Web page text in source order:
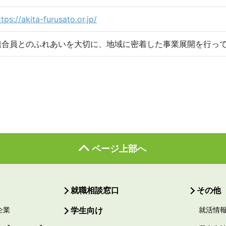
akita-furusato.or.jp/
員とのふれあいを大切に、地域に密着した事業展開を行って
ページ上部へ
業
就職相談窓口
学生向け
その他
就活情